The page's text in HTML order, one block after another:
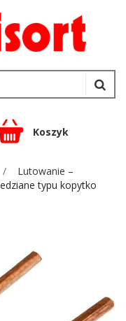
Koszyk
Lutowanie –
typu kopytko